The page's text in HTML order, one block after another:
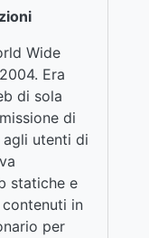
Wide
Era
di sola
di
utenti di
statiche e
in
per